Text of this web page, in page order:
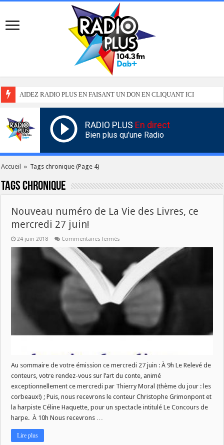
AIDEZ RADIO PLUS EN FAISANT UN DON EN CLIQUANT ICI
RADIO PLUS En direct
Bien plus qu'une Radio
Accueil » Tags chronique (Page 4)
Tagschronique
Nouveau numéro de La Vie des Livres, ce
mercredi 27 juin!
24 juin 2018 Commentaires fermés
Vie
des
Livres,
mercredi
27
Au sommaire de votre émission ce mercredi 27 juin : À 9h Le Relevé de
conteurs, votre rendez-vous sur l’art du conte, animé
exceptionnellement ce mercredi par Thierry Moral (thème du jour : les
corbeaux!) ; Puis, nous recevrons le conteur Christophe Grimonpont et
la harpiste Céline Haquette, pour un spectacle intitulé Le Concours de
harpe. À 10h Nous recevrons …
Lire plus